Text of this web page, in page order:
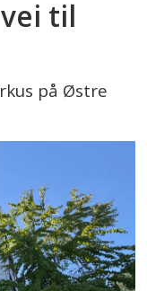
til
på Østre